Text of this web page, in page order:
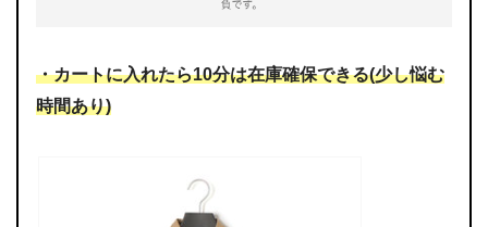
・カートに入れたら10分は在庫確保できる(少し悩む
時間あり)